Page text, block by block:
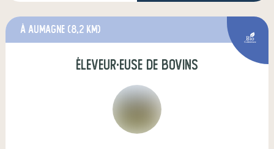
à Aumagne (8,2 km)
éleveur·euse de bovins